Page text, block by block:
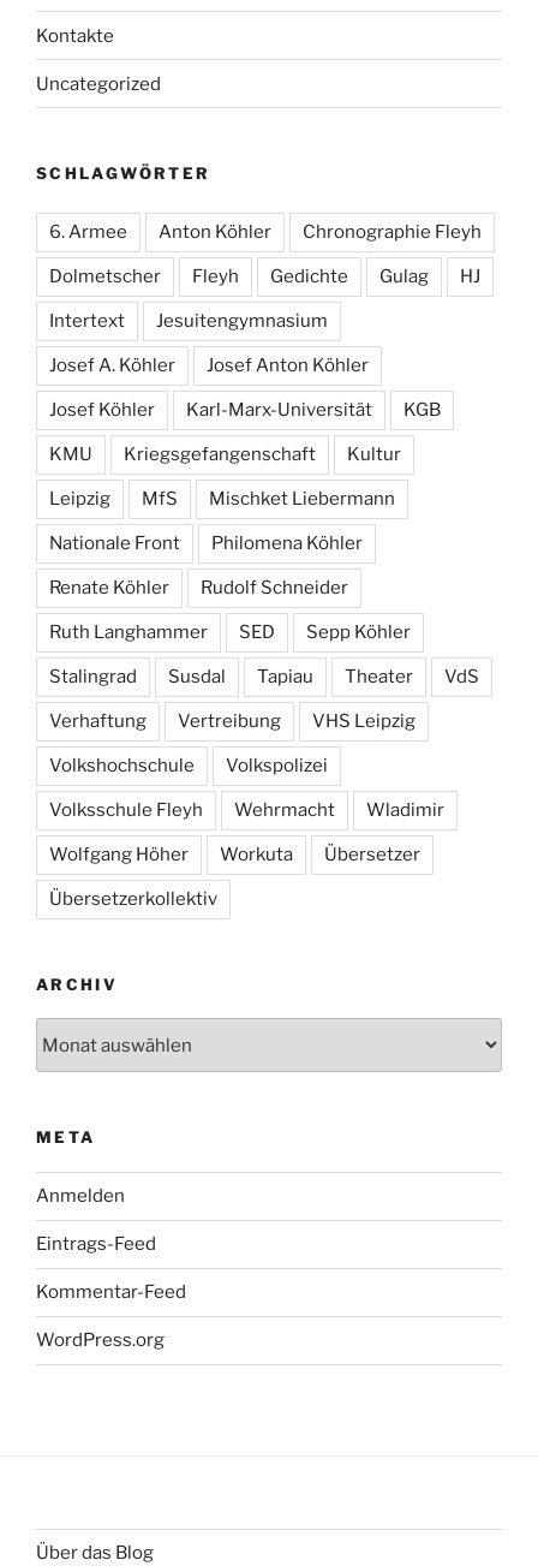
Kontakte
Uncategorized
SCHLAGWÖRTER
6. Armee Anton Köhler Chronographie Fleyh
Dolmetscher Fleyh Gedichte Gulag HJ
Intertext Jesuitengymnasium
Josef A. Köhler Josef Anton Köhler
Josef Köhler Karl-Marx-Universität KGB
KMU Kriegsgefangenschaft Kultur
Leipzig MfS Mischket Liebermann
Nationale Front Philomena Köhler
Renate Köhler Rudolf Schneider
Ruth Langhammer SED Sepp Köhler
Stalingrad Susdal Tapiau Theater VdS
Verhaftung Vertreibung VHS Leipzig
Volkshochschule Volkspolizei
Volksschule Fleyh Wehrmacht Wladimir
Wolfgang Höher Workuta Übersetzer
Übersetzerkollektiv
ARCHIV
META
Anmelden
Eintrags-Feed
Kommentar-Feed
WordPress.org
Über das Blog